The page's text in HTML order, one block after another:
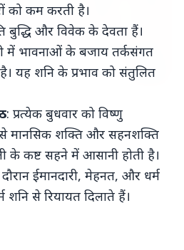
बंगाल और तमिलनाडु
की सराहना की, इसे
बताया
— सुप्रीम कोर्ट ने शुक्रवार को
के पहले चरण और तमिलनाडु
को कम करती है।
बुद्धि और विवेक के देवता हैं।
में भावनाओं के बजाय तर्कसंगत
यह शनि के प्रभाव को संतुलित
: प्रत्येक बुधवार को विष्णु
से मानसिक शक्ति और सहनशक्ति
के कष्ट सहने में आसानी होती है।
ईमानदारी, मेहनत, और धर्म
से रियायत दिलाते हैं।